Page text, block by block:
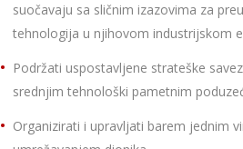
suočavaju sa sličnim izazovima za
tehnologija u njihovom industrijskom
Podržati uspostavljene strateške
srednjim tehnološki pametnim
Organizirati i upravljati barem jednim